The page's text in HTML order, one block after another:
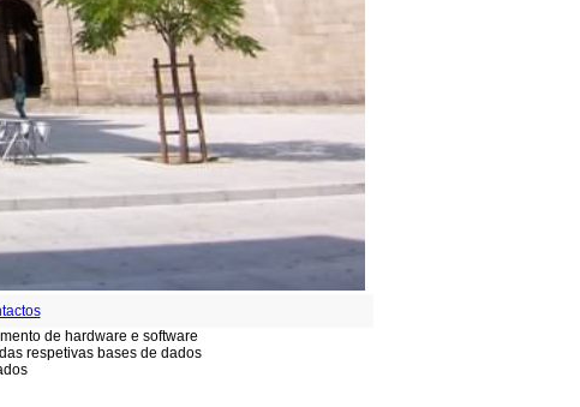
de hardware e software
respetivas bases de dados